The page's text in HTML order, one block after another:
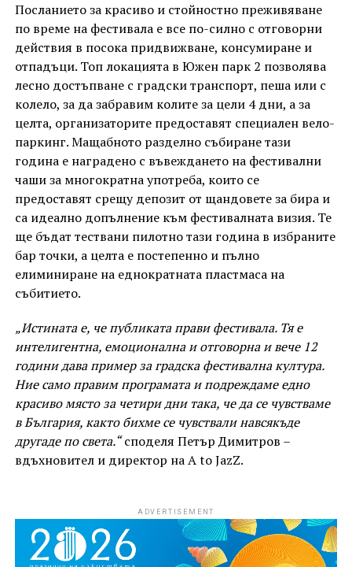
Посланието за красиво и стойностно преживяване
по време на фестивала е все по-силно с отговорни
действия в посока придвижване, консумиране и
отпадъци. Топ локацията в Южен парк 2 позволява
лесно достъпване с градски транспорт, пеша или с
колело, за да забравим колите за цели 4 дни, а за
целта, организаторите предоставят специален вело-
паркинг. Мащабното разделно събиране тази
година е наградено с въвеждането на фестивални
чаши за многократна употреба, които се
предоставят срещу депозит от щандовете за бира и
са идеално допълнение към фестивалната визия. Те
ще бъдат тествани пилотно тази година в избраните
бар точки, а целта е постепенно и пълно
елиминиране на еднократната пластмаса на
събитието.
„Истината е, че публиката прави фестивала. Тя е
интелигентна, емоционална и отговорна и вече 12
години дава пример за градска фестивална култура.
Ние само правим програмата и подреждаме едно
красиво място за четири дни така, че да се чувстваме
в България, както бихме се чувствали навсякъде
другаде по света.“споделя Петър Димитров –
вдъхновител и директор на A to JazZ.
ADVERTISEMENT